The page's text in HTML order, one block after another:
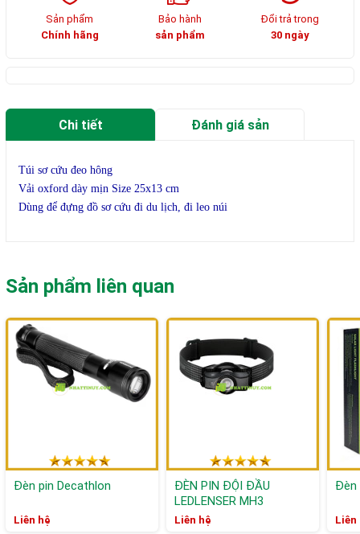
Sản phẩm
Chính hãng
Bảo hành
sản phẩm
Đổi trả trong
30 ngày
Chi tiết Đánh giá sản
Túi sơ cứu đeo hông
Vải oxford dày mịn Size 25x13 cm
Dùng để đựng đồ sơ cứu đi du lịch, đi leo núi
Sản phẩm liên quan
Đèn pin Decathlon
Liên hệ
ĐÈN PIN ĐỘI ĐẦU
LEDLENSER MH3
Liên hệ
Đèn
Liên